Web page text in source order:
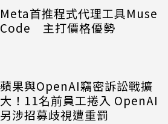
Meta首推程式代理工具Muse
Code 主打價格優勢
蘋果與OpenAI竊密訴訟戰擴
大！11名前員工捲入 OpenAI
另涉招募歧視遭重罰